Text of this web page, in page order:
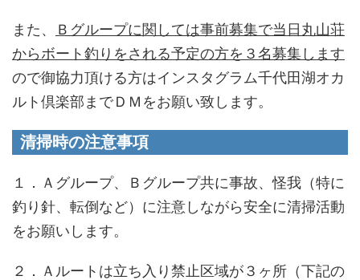
また、
Ｂグループに関しては事前募集で当日丸山荘
からボート釣りをされる予定の方を３名募集します
ので御協力頂ける方はインスタグラム千代田湖オカ
ルト倶楽部までＤＭをお願い致します。
清掃時の注意事項
１．Ａグループ、Ｂグループ共に事故、怪我（特に
釣り針、転倒など）に注意しながら安全に清掃活動
をお願いします。
２．Ａルートは立ち入り禁止区域が３ヶ所（下記の